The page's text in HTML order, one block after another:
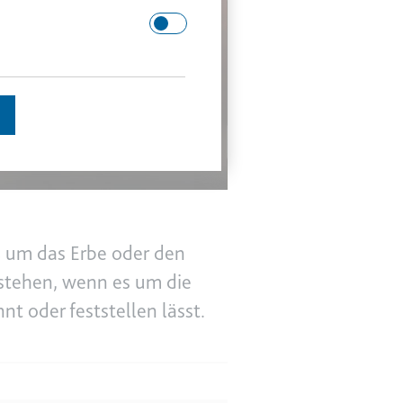
des Besuchers zu
das Erbe oder den
wenn es um die
oder feststellen lässt.